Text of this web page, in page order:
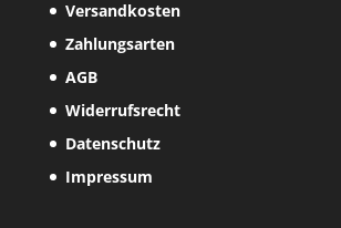
Versandkosten
Zahlungsarten
AGB
Widerrufsrecht
Datenschutz
Impressum